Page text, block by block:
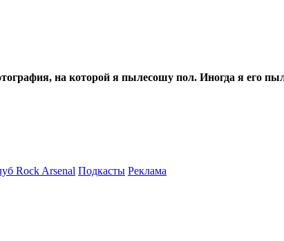
на которой я пылесошу пол. Иногда я его
Rock Arsenal Подкасты Реклама